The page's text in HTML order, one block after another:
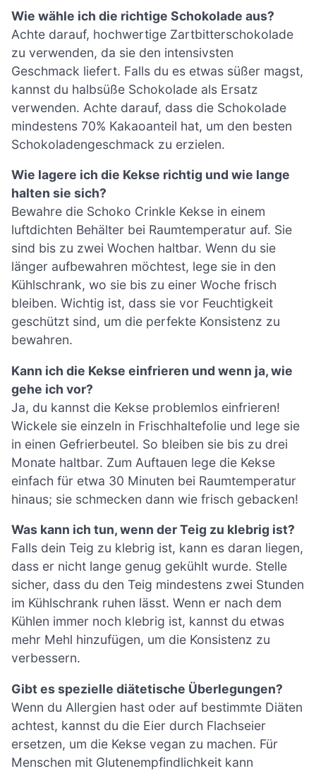
Wie wähle ich die richtige Schokolade aus?
Achte darauf, hochwertige Zartbitterschokolade
zu verwenden, da sie den intensivsten
Geschmack liefert. Falls du es etwas süßer magst,
kannst du halbsüße Schokolade als Ersatz
verwenden. Achte darauf, dass die Schokolade
mindestens 70% Kakaoanteil hat, um den besten
Schokoladengeschmack zu erzielen.
Wie lagere ich die Kekse richtig und wie lange
halten sie sich?
Bewahre die Schoko Crinkle Kekse in einem
luftdichten Behälter bei Raumtemperatur auf. Sie
sind bis zu zwei Wochen haltbar. Wenn du sie
länger aufbewahren möchtest, lege sie in den
Kühlschrank, wo sie bis zu einer Woche frisch
bleiben. Wichtig ist, dass sie vor Feuchtigkeit
geschützt sind, um die perfekte Konsistenz zu
bewahren.
Kann ich die Kekse einfrieren und wenn ja, wie
gehe ich vor?
Ja, du kannst die Kekse problemlos einfrieren!
Wickele sie einzeln in Frischhaltefolie und lege sie
in einen Gefrierbeutel. So bleiben sie bis zu drei
Monate haltbar. Zum Auftauen lege die Kekse
einfach für etwa 30 Minuten bei Raumtemperatur
hinaus; sie schmecken dann wie frisch gebacken!
Was kann ich tun, wenn der Teig zu klebrig ist?
Falls dein Teig zu klebrig ist, kann es daran liegen,
dass er nicht lange genug gekühlt wurde. Stelle
sicher, dass du den Teig mindestens zwei Stunden
im Kühlschrank ruhen lässt. Wenn er nach dem
Kühlen immer noch klebrig ist, kannst du etwas
mehr Mehl hinzufügen, um die Konsistenz zu
verbessern.
Gibt es spezielle diätetische Überlegungen?
Wenn du Allergien hast oder auf bestimmte Diäten
achtest, kannst du die Eier durch Flachseier
ersetzen, um die Kekse vegan zu machen. Für
Menschen mit Glutenempfindlichkeit kann